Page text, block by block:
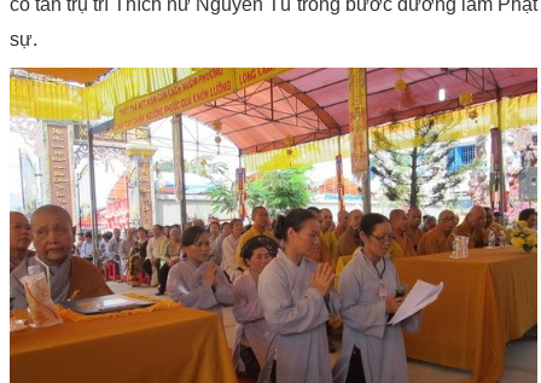
cô tân trụ trì Thích nữ Nguyên Tú trong bước đường làm Phật
sự.